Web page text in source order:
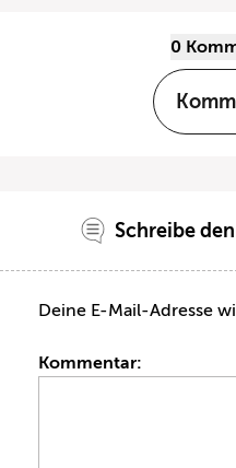
0
Schreibe
Deine E-Mail-Adresse
Kommentar: